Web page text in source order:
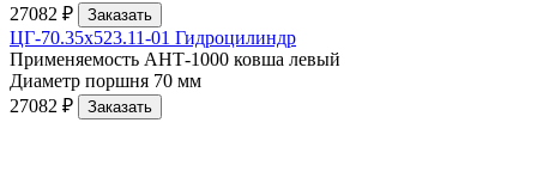
27082 ₽
Заказать
ЦГ-70.35х523.11-01 Гидроцилиндр
Применяемость АНТ-1000 ковша левый
Диаметр поршня 70 мм
27082 ₽
Заказать